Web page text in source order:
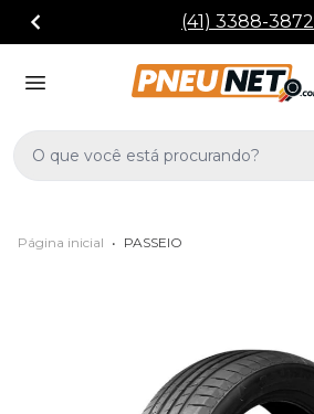
(41) 3388-3872
Página inicial • PASSEIO